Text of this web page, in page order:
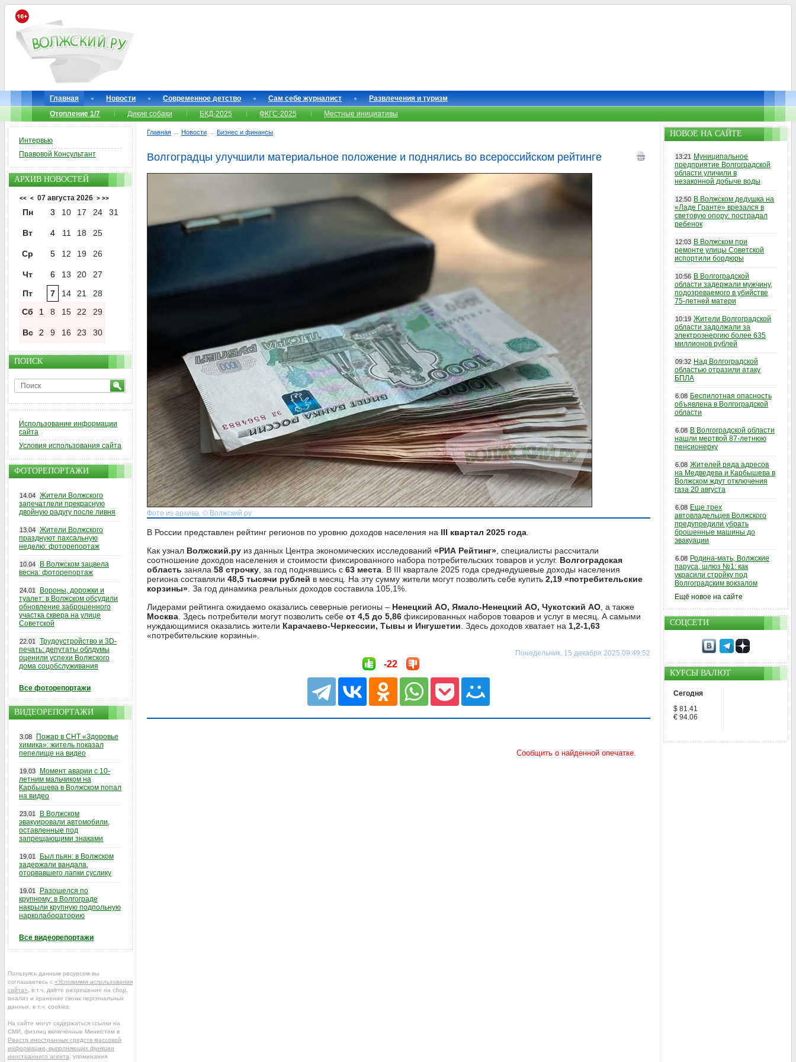
Главная Новости Современное детство Сам себе журналист
Развлечения и туризм
Отопление 1/7
Дикие собаки БКД-2025 ФКГС-2025 Местные инициативы
Главная → Новости → Бизнес и финансы
Волгоградцы улучшили материальное положение и поднялись во всероссийском рейтинге
Фото из архива. © Волжский.ру
В России представлен рейтинг регионов по уровню доходов населения на III квартал 2025 года
Как узнал Волжский.ру из данных Центра экономических исследований «РИА Рейтинг» , специалисты рассчитали
соотношение доходов населения и стоимости фиксированного набора потребительских товаров и услуг. Волгоградская
область заняла 58 строчку , за год поднявшись с 63 места . В III квартале 2025 года среднедушевые доходы населения
региона составляли 48,5 тысячи рублей в месяц. На эту сумму жители могут позволить себе купить 2,19 «потребительские
корзины» . За год динамика реальных доходов составила 105,1%.
Лидерами рейтинга ожидаемо оказались северные регионы – Ненецкий АО, Ямало-Ненецкий АО, Чукотский АО , а также
Москва . Здесь потребители могут позволить себе от 4,5 до 5,86 фиксированных наборов товаров и услуг в месяц. А самыми
нуждающимися оказались жители Карачаево-Черкессии, Тывы и Ингушетии . Здесь доходов хватает на 1,2-1,63
«потребительские корзины».
Понедельник, 15 декабря 2025 09:49:52
-22
Интервью
Правовой Консультант
АРХИВ НОВОСТЕЙ
<< < 07 августа 2026 > >>
Пн 3 10 17 24 31
Вт 4 11 18 25
Ср 5 12 19 26
Чт 6 13 20
27
Пт
7 14 21
28
Сб
1 8 15 22 29
Вс 2 9 16 23 30
ПОИСК
Использование информации
сайта
Условия использования сайта
ФОТОРЕПОРТАЖИ
14.04 Жители Волжского
запечатлели прекрасную
двойную радугу после ливня
13.04 Жители Волжского
празднуют пахсальную
неделю: фоторепортаж
10.04
В Волжском зацвела
весна: фоторепортаж
24.01
Вороны, дорожки и
туалет: в Волжском обсудили
обновление заброшенного
участка сквера на улице
Советской
22.01
Трудоустройство и 3D-
печать: депутаты облдумы
оценили успехи Волжского
дома соцобслуживания
Все фоторепортажи
ВИДЕОРЕПОРТАЖИ
3.08
Пожар в СНТ «Здоровье
химика»: житель показал
пепелище на видео
19.03
Момент аварии с 10-
летним мальчиком на
Карбышева в Волжском попал
на видео
23.01
В Волжском
эвакуировали автомобили,
оставленные под
запрещающими знаками
19.01
Был пьян: в Волжском
задержали вандала,
оторвавшего лапки суслику
19.01
Разошелся по
крупному: в Волгограде
накрыли крупную подпольную
нарколабораторию
Все видеорепортажи
Пользуясь данным ресурсом вы
соглашаетесь с «Условиями использования
сайта» , в т.ч. даёте разрешение на сбор,
анализ и хранение своих персональных
данных, в т.ч. cookies.
На сайте могут содержаться ссылки на
СМИ, физлиц включённые Минюстом в
Реестр иностранных средств массовой
информации, выполняющих функции
иностранного агента , упоминания
НОВОЕ НА САЙТЕ
13:21
Муниципальное
предприятие Волгоградской
области уличили в
незаконной добыче воды
12:50 В Волжском дедушка на
«Ладе Гранте» врезался в
световую опору: пострадал
ребенок
12:03 В Волжском при
ремонте улицы Советской
испортили бордюры
10:56 В Волгоградской
области задержали мужчину,
подозреваемого в убийстве
75-летней матери
10:19 Жители Волгоградской
области задолжали за
электроэнергию более 635
миллионов рублей
09:32 Над Волгоградской
областью отразили атаку
БПЛА
6.08 Беспилотная опасность
объявлена в Волгоградской
области
6.08 В Волгоградской области
нашли мертвой 87-летнюю
пенсионерку
6.08 Жителей ряда адресов
на Медведева и Карбышева в
Волжском ждут отключения
газа 20 августа
6.08 Еще трех
автовладельцев Волжского
предупредили убрать
брошенные машины до
эвакуации
6.08 Родина-мать, Волжские
паруса, шлюз №1: как
украсили стройку под
Волгоградским вокзалом
Ещё новое на сайте
СОЦСЕТИ
КУРСЫ ВАЛЮТ
Сегодня
$ 81.41
€ 94.06